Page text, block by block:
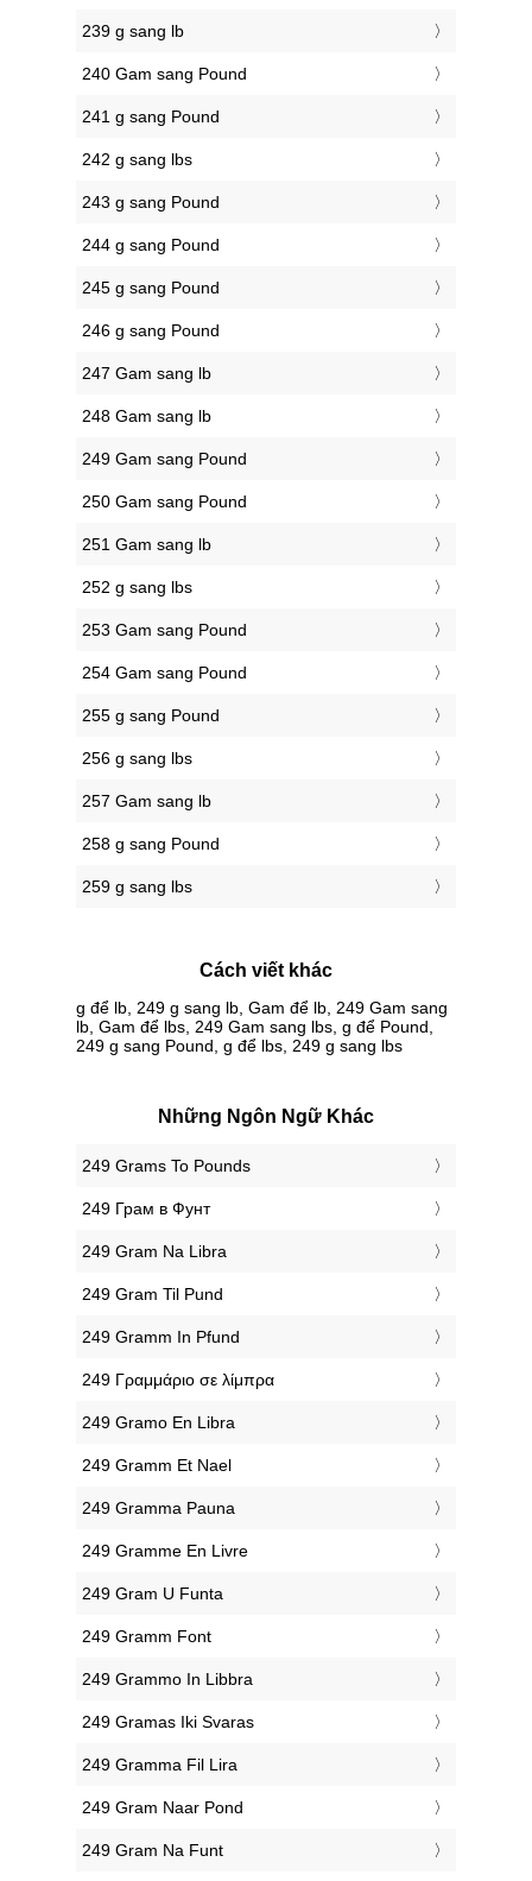
239 g sang lb
240 Gam sang Pound
241 g sang Pound
242 g sang lbs
243 g sang Pound
244 g sang Pound
245 g sang Pound
246 g sang Pound
247 Gam sang lb
248 Gam sang lb
249 Gam sang Pound
250 Gam sang Pound
251 Gam sang lb
252 g sang lbs
253 Gam sang Pound
254 Gam sang Pound
255 g sang Pound
256 g sang lbs
257 Gam sang lb
258 g sang Pound
259 g sang lbs
Cách viết khác
g để lb, 249 g sang lb, Gam để lb, 249 Gam sang
lb, Gam để lbs, 249 Gam sang lbs, g để Pound,
249 g sang Pound, g để lbs, 249 g sang lbs
Những Ngôn Ngữ Khác
‎249 Grams To Pounds
‎249 Грам в Фунт
‎249 Gram Na Libra
‎249 Gram Til Pund
‎249 Gramm In Pfund
‎249 Γραμμάριο σε λίμπρα
‎249 Gramo En Libra
‎249 Gramm Et Nael
‎249 Gramma Pauna
‎249 Gramme En Livre
‎249 Gram U Funta
‎249 Gramm Font
‎249 Grammo In Libbra
‎249 Gramas Iki Svaras
‎249 Gramma Fil Lira
‎249 Gram Naar Pond
‎249 Gram Na Funt